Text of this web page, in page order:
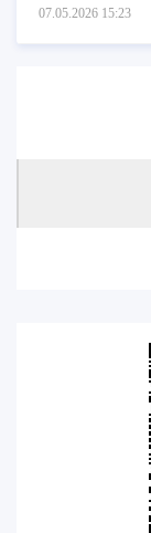
07.05.2026 15:23